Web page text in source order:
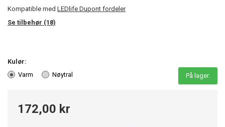
Kompatible med LEDlife Dupont fordeler
Se tilbehør (18)
Kulør:
Varm
Nøytral På lager.
172,00 kr